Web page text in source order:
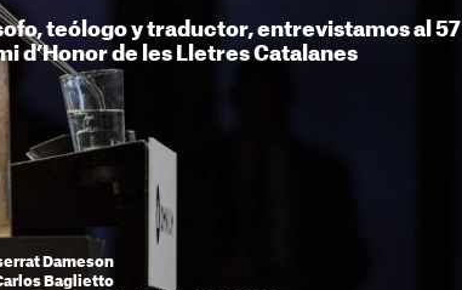
teólogo y traductor, entrevistamos al 57
d’Honor de les Lletres Catalanes
Dameson
Baglietto